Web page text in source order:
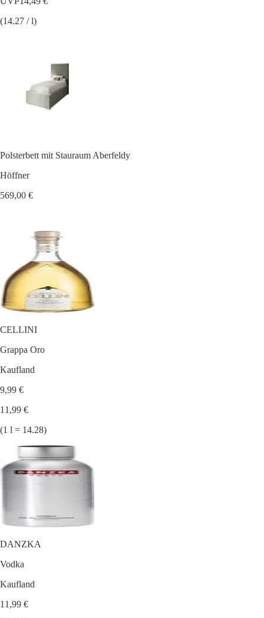
(14.27 / l)
Polsterbett mit Stauraum Aberfeldy
Höffner
569,00 €
CELLINI
Grappa Oro
Kaufland
9,99 €
11,99 €
(1 l = 14.28)
DANZKA
Vodka
Kaufland
11,99 €